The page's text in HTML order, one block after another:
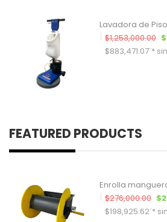
Lavadora de
$1,253,000.00 $
$883,471.07¨*
FEATURED PRODUCTS
Enrolla
$276,000.00 El
$
$198,925.62¨*